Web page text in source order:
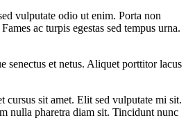
vulputate odio ut enim. Porta non
ac turpis egestas sed tempus urna.
senectus et netus. Aliquet porttitor lacus
sit amet. Elit sed vulputate mi sit.
nulla pharetra diam sit. Tincidunt nunc